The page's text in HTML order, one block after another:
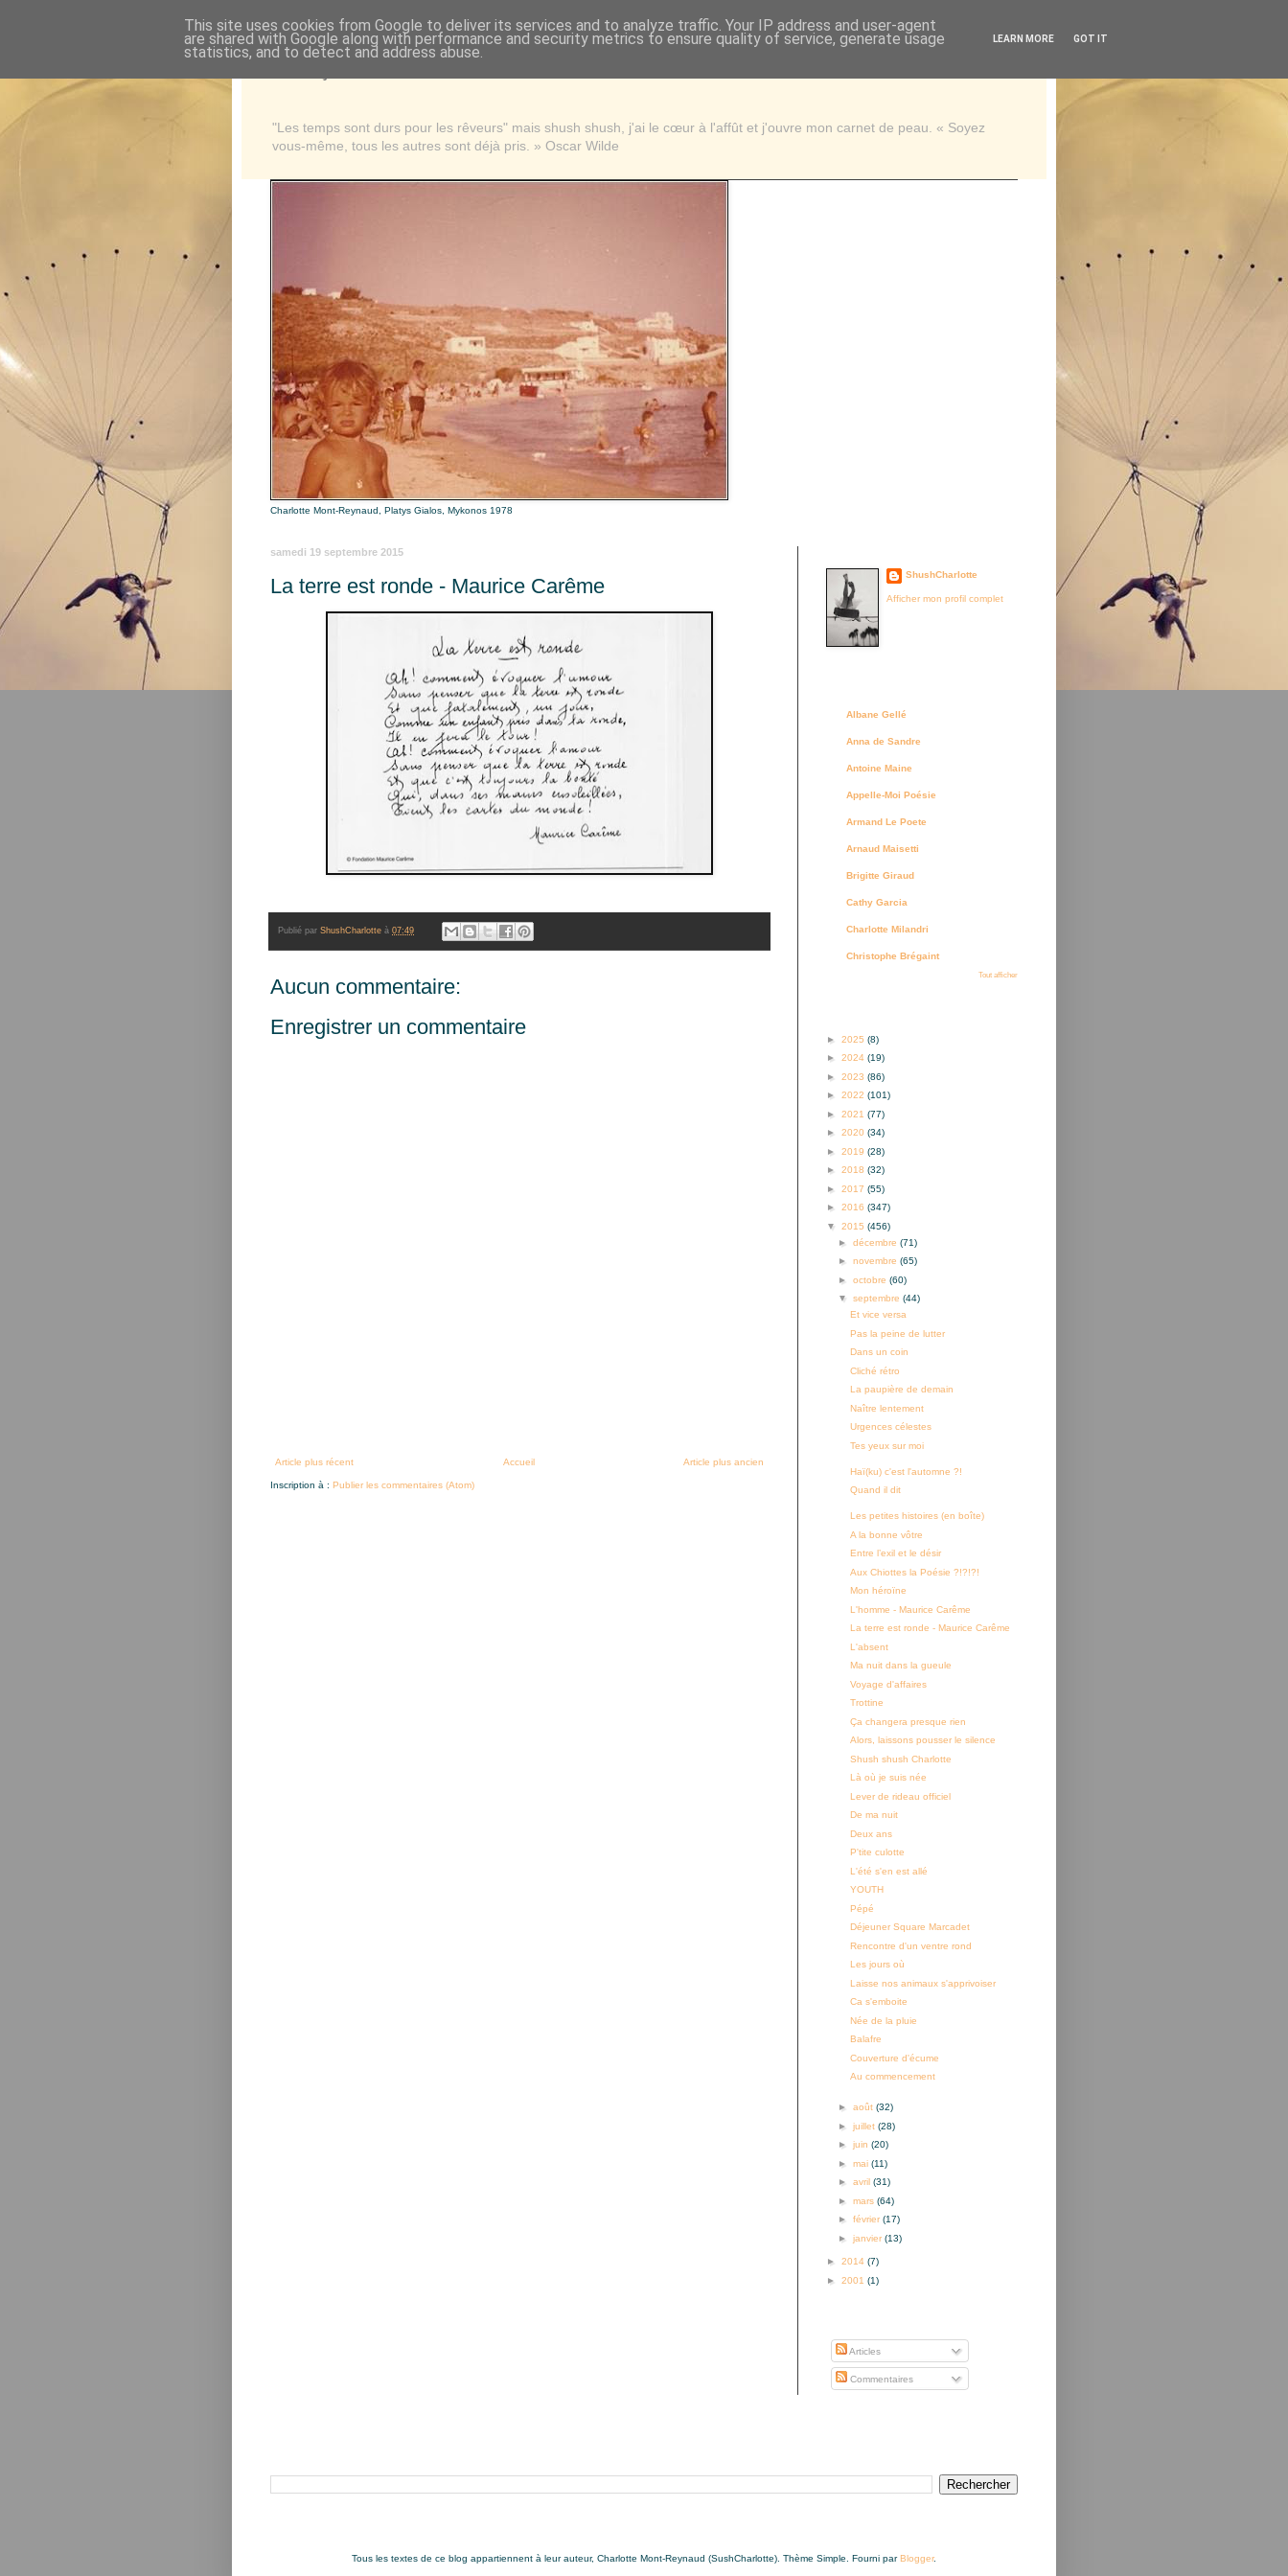
"Les temps sont durs pour les rêveurs" mais shush shush, j'ai le cœur à l'affût et j'ouvre mon carnet de peau. « Soyez
vous-même, tous les autres sont déjà pris. » Oscar Wilde
Charlotte Mont-Reynaud, Platys Gialos, Mykonos 1978
samedi 19 septembre 2015
La terre est ronde - Maurice Carême
Publié par ShushCharlotte à 07:49
Aucun commentaire:
Enregistrer un commentaire
Article plus récent Article plus ancien
Accueil
Inscription à : Publier les commentaires (Atom)
ShushCharlotte
Afficher mon profil complet
Albane Gellé
Anna de Sandre
Antoine Maine
Appelle-Moi Poésie
Armand Le Poete
Arnaud Maisetti
Brigitte Giraud
Cathy Garcia
Charlotte Milandri
Christophe Brégaint
Tout afficher
► 2025 (8)
► 2024 (19)
► 2023 (86)
► 2022 (101)
► 2021 (77)
► 2020 (34)
► 2019 (28)
► 2018 (32)
► 2017 (55)
► 2016 (347)
▼ 2015 (456)
► décembre (71)
► novembre (65)
► octobre (60)
▼ septembre (44)
Et vice versa
Pas la peine de lutter
Dans un coin
Cliché rétro
La paupière de demain
Naître lentement
Urgences célestes
Tes yeux sur moi
Haï(ku) c'est l'automne ?!
Quand il dit
Les petites histoires (en boîte)
A la bonne vôtre
Entre l’exil et le désir
Aux Chiottes la Poésie ?!?!?!
Mon héroïne
L'homme - Maurice Carême
La terre est ronde - Maurice Carême
L'absent
Ma nuit dans la gueule
Voyage d'affaires
Trottine
Ça changera presque rien
Alors, laissons pousser le silence
Shush shush Charlotte
Là où je suis née
Lever de rideau officiel
De ma nuit
Deux ans
P'tite culotte
L'été s'en est allé
YOUTH
Pépé
Déjeuner Square Marcadet
Rencontre d'un ventre rond
Les jours où
Laisse nos animaux s'apprivoiser
Ca s'emboite
Née de la pluie
Balafre
Couverture d'écume
Au commencement
► août (32)
► juillet (28)
► juin (20)
► mai (11)
► avril (31)
► mars (64)
► février (17)
► janvier (13)
► 2014 (7)
► 2001 (1)
Articles
Commentaires
Tous les textes de ce blog appartiennent à leur auteur, Charlotte Mont-Reynaud (SushCharlotte). Thème Simple. Fourni parBlogger.
This site uses cookies from Google to deliver its services and to analyze traffic. Your IP address and user-agent
are shared with Google along with performance and security metrics to ensure quality of service, generate usage
statistics, and to detect and address abuse.
LEARN MORE GOT IT